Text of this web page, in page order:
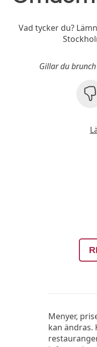
Vad tycker du?
Gillar du
Menyer,
kan ändras.